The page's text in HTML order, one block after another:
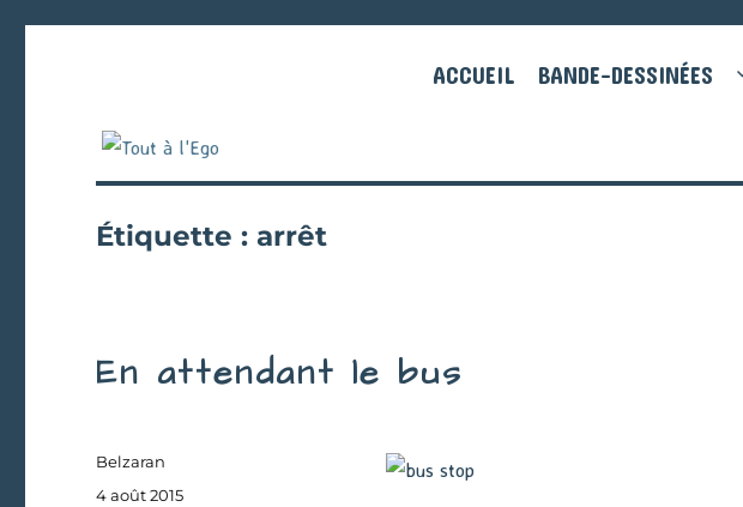
ACCUEIL BANDE-DESSINÉES
Étiquette :arrêt
En attendant le bus
Auteur
Belzaran
Publié
4 août 2015